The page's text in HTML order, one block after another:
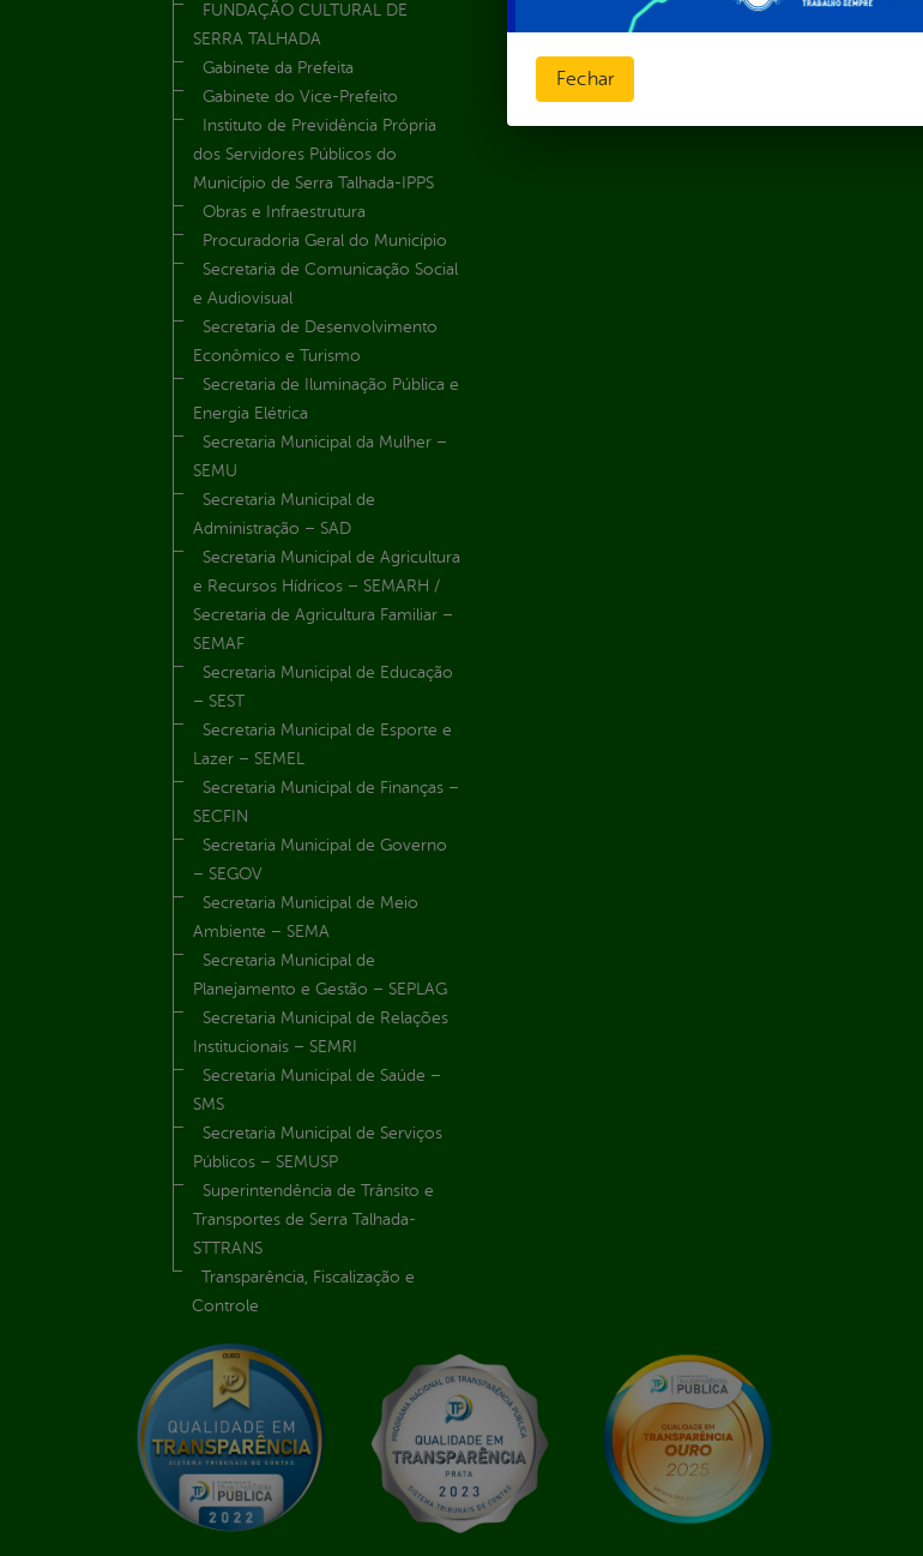
FUNDAÇÃO CULTURAL DE
SERRA TALHADA
Gabinete da Prefeita
Gabinete do Vice-Prefeito
Instituto de Previdência Própria
dos Servidores Públicos do
Município de Serra Talhada-IPPS
Obras e Infraestrutura
Procuradoria Geral do Município
Secretaria de Comunicação Social
e Audiovisual
Secretaria de Desenvolvimento
Econômico e Turismo
Secretaria de Iluminação Pública e
Energia Elétrica
Secretaria Municipal da Mulher –
SEMU
Secretaria Municipal de
Administração – SAD
Secretaria Municipal de Agricultura
e Recursos Hídricos – SEMARH /
Secretaria de Agricultura Familiar –
SEMAF
Secretaria Municipal de Educação
– SEST
Secretaria Municipal de Esporte e
Lazer – SEMEL
Secretaria Municipal de Finanças –
SECFIN
Secretaria Municipal de Governo
– SEGOV
Secretaria Municipal de Meio
Ambiente – SEMA
Secretaria Municipal de
Planejamento e Gestão – SEPLAG
Secretaria Municipal de Relações
Institucionais – SEMRI
Secretaria Municipal de Saúde –
SMS
Secretaria Municipal de Serviços
Públicos – SEMUSP
Superintendência de Trânsito e
Transportes de Serra Talhada-
STTRANS
Transparência, Fiscalização e
Controle
Fechar